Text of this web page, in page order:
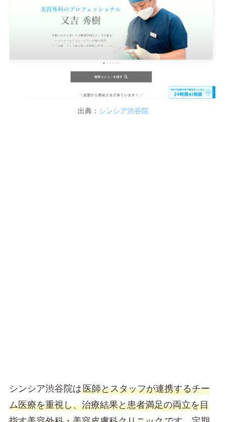
出典： シンシア渋谷院
シンシア渋谷院は医師とスタッフが連携するチー
ム医療を重視し、治療結果と患者満足の両立を目